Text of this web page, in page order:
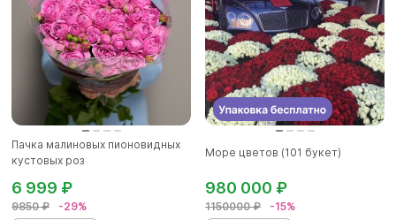
Пачка малиновых пионовидных
кустовых роз
9850 ₽ -29%
6 999 ₽
Море цветов (101 букет)
1150000 ₽ -15%
980 000 ₽